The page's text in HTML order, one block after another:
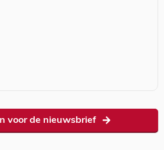
voor de nieuwsbrief